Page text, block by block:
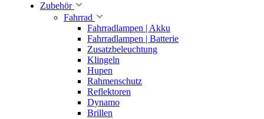
Zubehör
Fahrrad
Fahrradlampen | Akku
Fahrradlampen | Batterie
Zusatzbeleuchtung
Klingeln
Hupen
Rahmenschutz
Reflektoren
Dynamo
Brillen